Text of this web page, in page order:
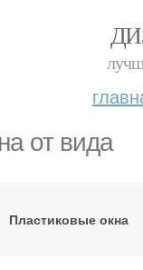
от вида
Пластиковые окна